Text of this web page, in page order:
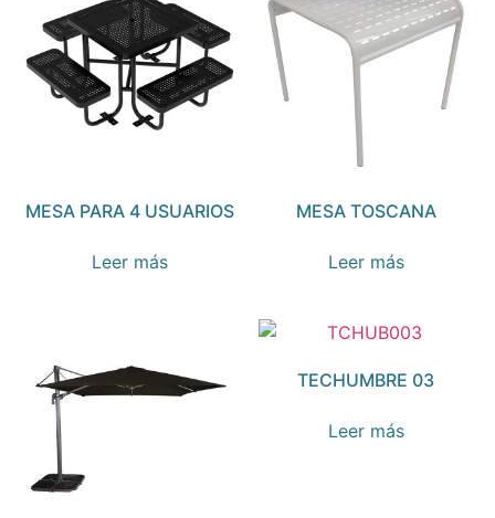
MESA PARA 4 USUARIOS
Leer más
MESA TOSCANA
Leer más
TECHUMBRE 03
Leer más